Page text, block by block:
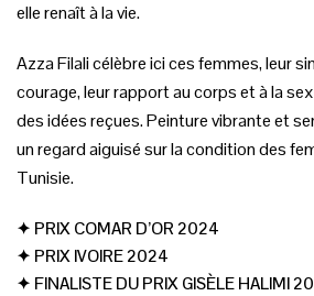
elle renaît à la vie.
Azza Filali célèbre ici ces femmes, leur
courage, leur rapport au corps et à la
des idées reçues. Peinture vibrante et
un regard aiguisé sur la condition des
Tunisie.
✦ PRIX COMAR D’OR 2024
✦ PRIX IVOIRE 2024
✦ FINALISTE DU PRIX GISÈLE HALIMI